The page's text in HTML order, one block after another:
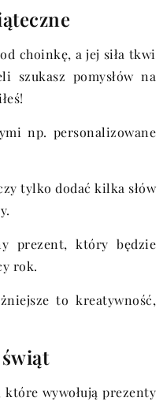
choinkę, a jej siła tkwi
szukasz pomysłów na
np. personalizowane
tylko dodać kilka słów
prezent, który będzie
rok.
to kreatywność,
wywołują prezenty